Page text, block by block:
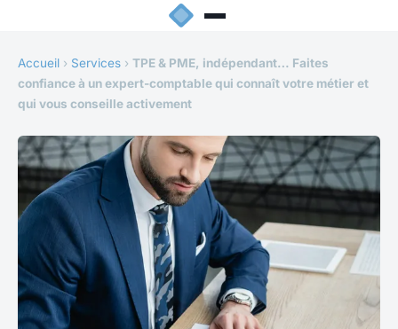
Accueil › Services › TPE & PME, indépendant… Faites
confiance à un expert-comptable qui connaît votre métier et
qui vous conseille activement